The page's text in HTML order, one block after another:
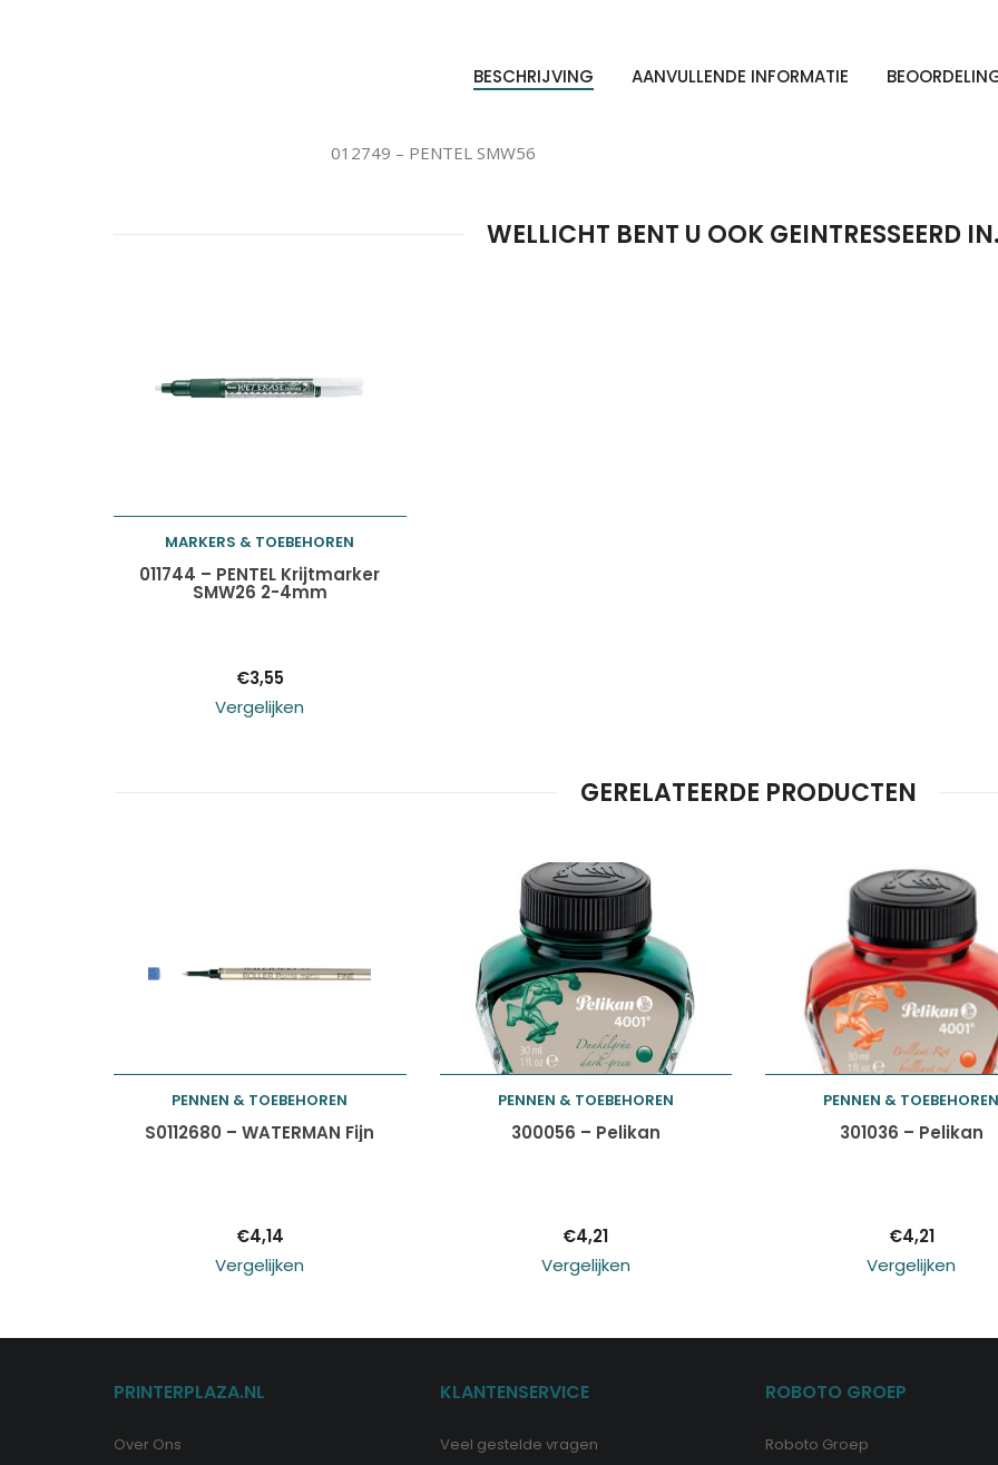
BESCHRIJVING AANVULLENDE INFORMATIE
012749 – PENTEL SMW56
WELLICHT BENT U OOK GEINTRESSEERD
Toevoegen aan
MARKERS & TOEBEHOREN
011744 – PENTEL Krijtmarker
SMW26 2-4mm
€3,55
Vergelijken
GERELATEERDE PRODUCTEN
Toevoegen aan
PENNEN & TOEBEHOREN
S0112680 – WATERMAN Fijn
€4,14
Vergelijken
Toevoegen aan
PENNEN & TOEBEHOREN
300056 – Pelikan
€4,21
Vergelijken
Toevoegen aan
PENNEN & TOEBEHOREN
301036 – Pelikan
€4,21
Vergelijken
PRINTERPLAZA.NL
Over Ons
KLANTENSERVICE
Veel gestelde vragen
ROBOTO GROEP
Roboto Groep